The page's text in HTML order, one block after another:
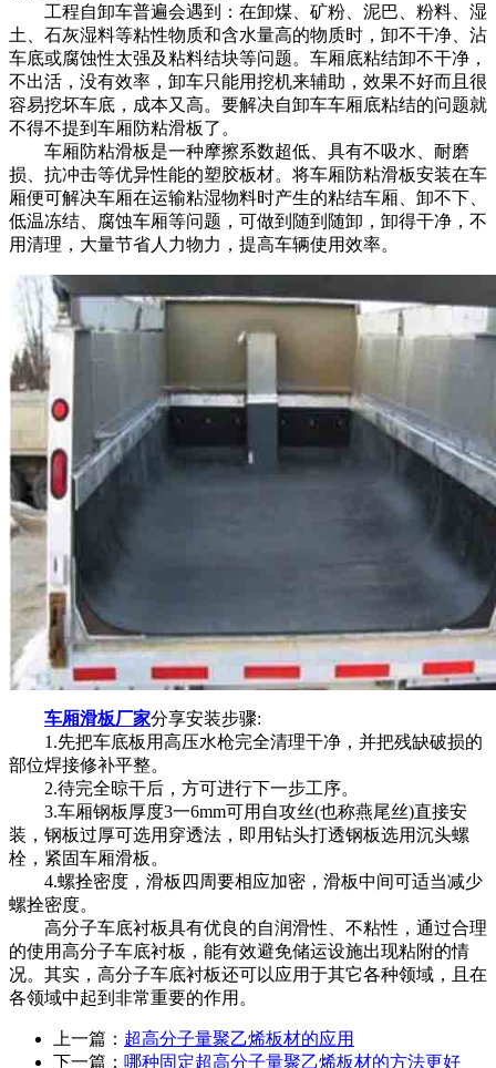
工程自卸车普遍会遇到：在卸煤、矿粉、泥巴、粉料、湿
土、石灰湿料等粘性物质和含水量高的物质时，卸不干净、沾
车底或腐蚀性太强及粘料结块等问题。车厢底粘结卸不干净，
不出活，没有效率，卸车只能用挖机来辅助，效果不好而且很
容易挖坏车底，成本又高。要解决自卸车车厢底粘结的问题就
不得不提到车厢防粘滑板了。
车厢防粘滑板是一种摩擦系数超低、具有不吸水、耐磨
损、抗冲击等优异性能的塑胶板材。将车厢防粘滑板安装在车
厢便可解决车厢在运输粘湿物料时产生的粘结车厢、卸不下、
低温冻结、腐蚀车厢等问题，可做到随到随卸，卸得干净，不
用清理，大量节省人力物力，提高车辆使用效率。
车厢滑板厂家分享安装步骤:
1.先把车底板用高压水枪完全清理干净，并把残缺破损的
部位焊接修补平整。
2.待完全晾干后，方可进行下一步工序。
3.车厢钢板厚度3一6mm可用自攻丝(也称燕尾丝)直接安
装，钢板过厚可选用穿透法，即用钻头打透钢板选用沉头螺
栓，紧固车厢滑板。
4.螺拴密度，滑板四周要相应加密，滑板中间可适当减少
螺拴密度。
高分子车底衬板具有优良的自润滑性、不粘性，通过合理
的使用高分子车底衬板，能有效避免储运设施出现粘附的情
况。其实，高分子车底衬板还可以应用于其它各种领域，且在
各领域中起到非常重要的作用。
上一篇： 超高分子量聚乙烯板材的应用
下一篇： 哪种固定超高分子量聚乙烯板材的方法更好